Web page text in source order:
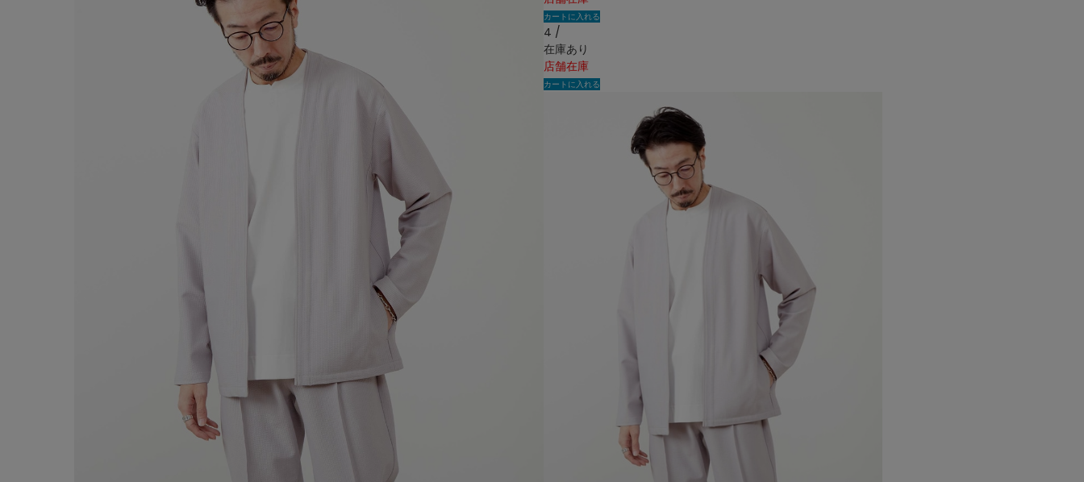
カートに入れる
4 /
在庫あり
店舗在庫
カートに入れる